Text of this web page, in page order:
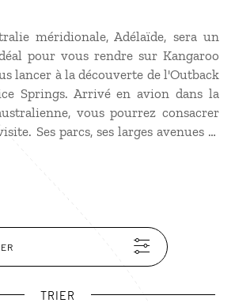
méridionale, Adélaïde, sera un
pour vous rendre sur Kangaroo
lancer à la découverte de l'Outback
Springs. Arrivé en avion dans la
vous pourrez consacrer
Ses parcs, ses larges avenues et
offrent un cadre propice à la
réputation désormais internationale.
TRIER